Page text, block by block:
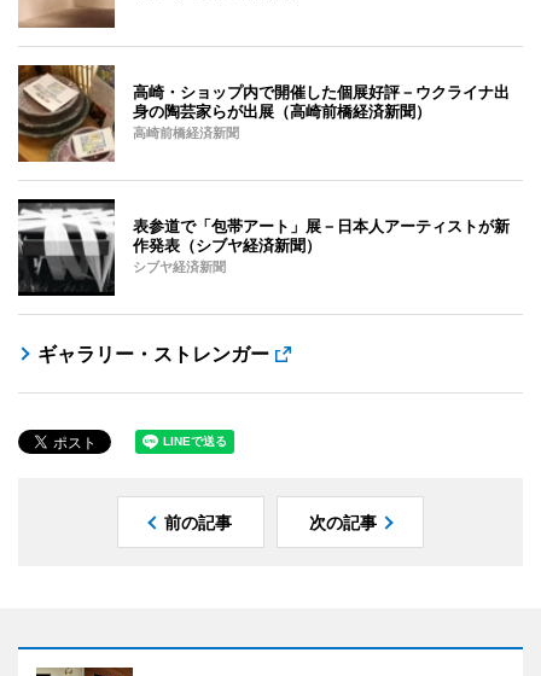
高崎・ショップ内で開催した個展好評－ウクライナ出
身の陶芸家らが出展（高崎前橋経済新聞）
高崎前橋経済新聞
表参道で「包帯アート」展－日本人アーティストが新
作発表（シブヤ経済新聞）
シブヤ経済新聞
ギャラリー・ストレンガー
前の記事 次の記事